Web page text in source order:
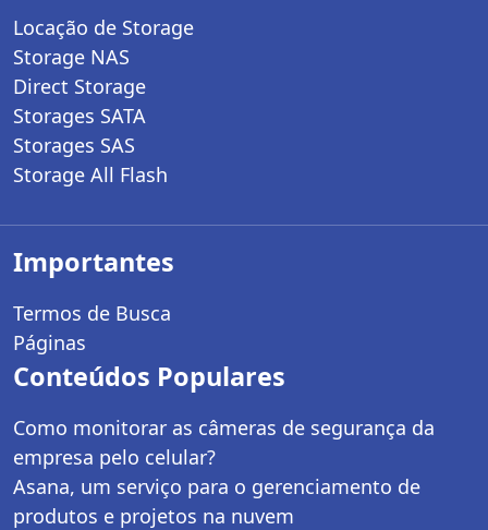
Locação de Storage
Storage NAS
Direct Storage
Storages SATA
Storages SAS
Storage All Flash
Importantes
Termos de Busca
Páginas
Conteúdos Populares
Como monitorar as câmeras de segurança da
empresa pelo celular?
Asana, um serviço para o gerenciamento de
produtos e projetos na nuvem